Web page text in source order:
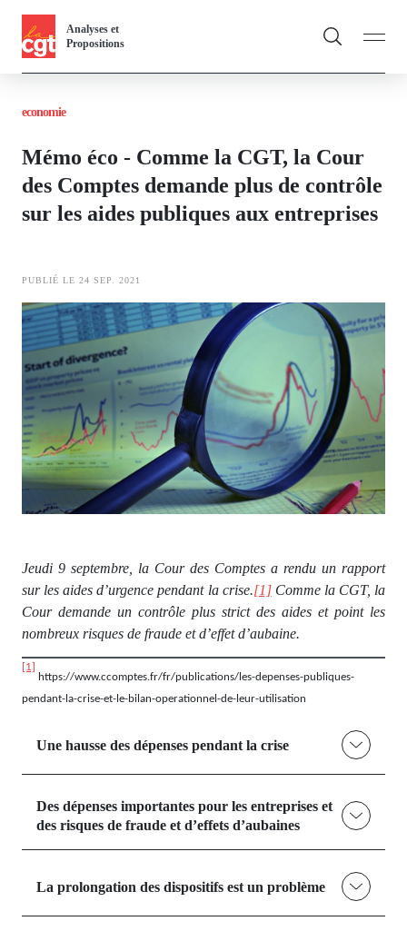
Aller
contenu
Analyses et
Propositions
Dossiers
Thématiques
economie
Mémo éco - Comme la CGT, la Cour
des Comptes demande plus de contrôle
sur les aides publiques aux entreprises
PUBLIÉ LE 24 SEP. 2021
Image
Jeudi 9 septembre, la Cour des Comptes a rendu un rapport
sur les aides d’urgence pendant la crise.[1]Comme la CGT, la
Cour demande un contrôle plus strict des aides et point les
nombreux risques de fraude et d’effet d’aubaine.
[1]
https://www.ccomptes.fr/fr/publications/les-depenses-publiques-
pendant-la-crise-et-le-bilan-operationnel-de-leur-utilisation
Une hausse des dépenses pendant la crise
Des dépenses importantes pour les entreprises et
des risques de fraude et d’effets d’aubaines
La prolongation des dispositifs est un problème